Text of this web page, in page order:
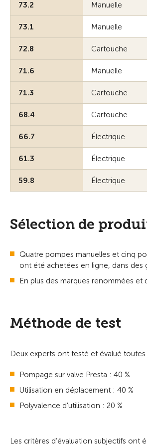
73.2 Manuelle
73.1 Manuelle
72.8 Cartouche
71.6 Manuelle
71.3 Cartouche
68.4 Cartouche
66.7 Électrique
61.3 Électrique
59.8 Électrique
Sélection de
Quatre pompes manuelles et cinq
ont été achetées en ligne, dans des
En plus des marques renommées
Méthode de test
Deux experts ont testé et évalué
Pompage sur valve Presta : 40 %
Utilisation en déplacement : 40 %
Polyvalence d'utilisation : 20 %
Les critères d’évaluation subjectifs